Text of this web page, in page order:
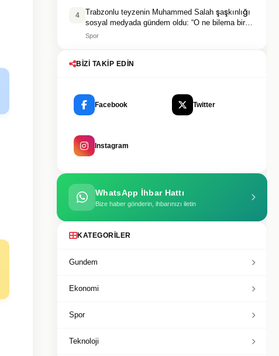
4
Trabzonlu teyzenin Muhammed Salah şaşkınlığı
sosyal medyada gündem oldu: “O ne bilema bir
şey”
Spor
BIZI TAKIP EDIN
Facebook Twitter
Instagram
WhatsApp İhbar Hattı
Bize haber gönderin, ihbarınızı iletin
KATEGORILER
Gundem
Ekonomi
Spor
Teknoloji